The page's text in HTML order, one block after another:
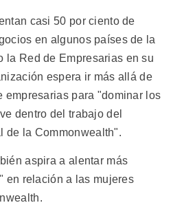
casi 50 por ciento de
en algunos países de la
la Red de Empresarias en su
espera ir más allá de
empresarias para "dominar los
dentro del trabajo del
de la Commonwealth".
aspira a alentar más
en relación a las mujeres